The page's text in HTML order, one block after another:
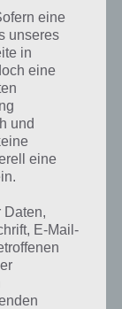
Werten sortiert.
eine
unseres
in
eine
und
eine
Daten,
E-Mail-